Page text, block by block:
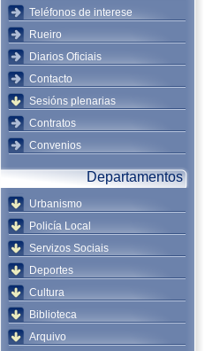
Teléfonos de interese
Rueiro
Diarios Oficiais
Contacto
Sesións plenarias
Contratos
Convenios
Departamentos
Urbanismo
Policía Local
Servizos Sociais
Deportes
Cultura
Biblioteca
Arquivo